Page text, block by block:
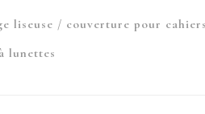
liseuse / couverture pour cahiers
lunettes